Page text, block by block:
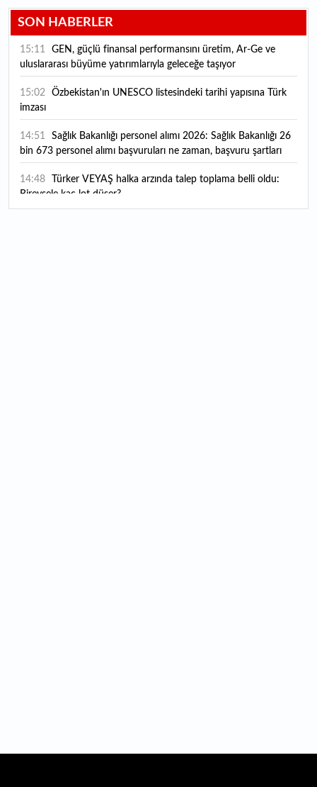
SON HABERLER
15:11
uluslararası büyüme yatırımlarıyla geleceğe taşıyor
15:02
imzası
14:51
bin 673 personel alımı başvuruları ne zaman, başvuru şartları
neler?
14:48
Bireysele kaç lot düşer?